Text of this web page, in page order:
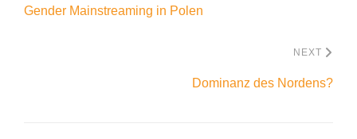
Gender Mainstreaming in Polen
NEXT
Dominanz des Nordens?